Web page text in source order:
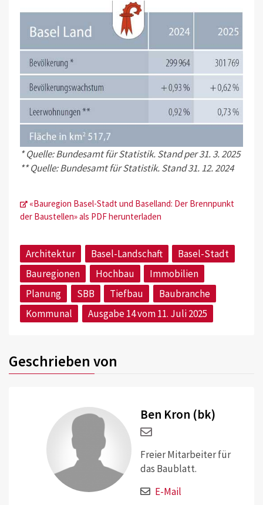
* Quelle: Bundesamt für Statistik. Stand per 31. 3. 2025
** Quelle: Bundesamt für Statistik. Stand 31. 12. 2024
«Bauregion Basel-Stadt und Baselland: Der Brennpunkt
der Baustellen» als PDF herunterladen
Architektur Basel-Landschaft
Basel-Stadt
Bauregionen
Hochbau
Immobilien
Planung
SBB Tiefbau
Baubranche
Kommunal
Ausgabe 14 vom 11. Juli 2025
Geschrieben von
Ben Kron (bk)
Freier Mitarbeiter für
das Baublatt.
E-Mail